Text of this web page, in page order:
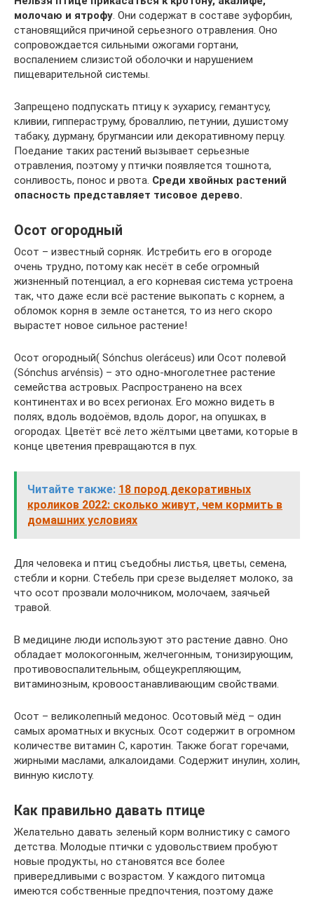
молочаю и ятрофу. Они содержат в составе эуфорбин,
становящийся причиной серьезного отравления. Оно
сопровождается сильными ожогами гортани,
воспалением слизистой оболочки и нарушением
пищеварительной системы.
Запрещено подпускать птицу к эухарису, гемантусу,
кливии, гиппераструму, броваллию, петунии, душистому
табаку, дурману, бругмансии или декоративному перцу.
Поедание таких растений вызывает серьезные
отравления, поэтому у птички появляется тошнота,
сонливость, понос и рвота. Среди хвойных растений
опасность представляет тисовое дерево.
Осот огородный
Осот – известный сорняк. Истребить его в огороде
очень трудно, потому как несёт в себе огромный
жизненный потенциал, а его корневая система устроена
так, что даже если всё растение выкопать с корнем, а
обломок корня в земле останется, то из него скоро
вырастет новое сильное растение!
Осот огородный( Sónchus oleráceus) или Осот полевой
(Sónchus arvénsis) – это одно-многолетнее растение
семейства астровых. Распространено на всех
континентах и во всех регионах. Его можно видеть в
полях, вдоль водоёмов, вдоль дорог, на опушках, в
огородах. Цветёт всё лето жёлтыми цветами, которые в
конце цветения превращаются в пух.
Читайте также: 18 пород декоративных
кроликов 2022: сколько живут, чем кормить в
домашних условиях
Для человека и птиц съедобны листья, цветы, семена,
стебли и корни. Стебель при срезе выделяет молоко, за
что осот прозвали молочником, молочаем, заячьей
травой.
В медицине люди используют это растение давно. Оно
обладает молокогонным, желчегонным, тонизирующим,
противовоспалительным, общеукрепляющим,
витаминозным, кровоостанавливающим свойствами.
Осот – великолепный медонос. Осотовый мёд – один
самых ароматных и вкусных. Осот содержит в огромном
количестве витамин С, каротин. Также богат горечами,
жирными маслами, алкалоидами. Содержит инулин, холин,
винную кислоту.
Как правильно давать птице
Желательно давать зеленый корм волнистику с самого
детства. Молодые птички с удовольствием пробуют
новые продукты, но становятся все более
привередливыми с возрастом. У каждого питомца
имеются собственные предпочтения, поэтому даже